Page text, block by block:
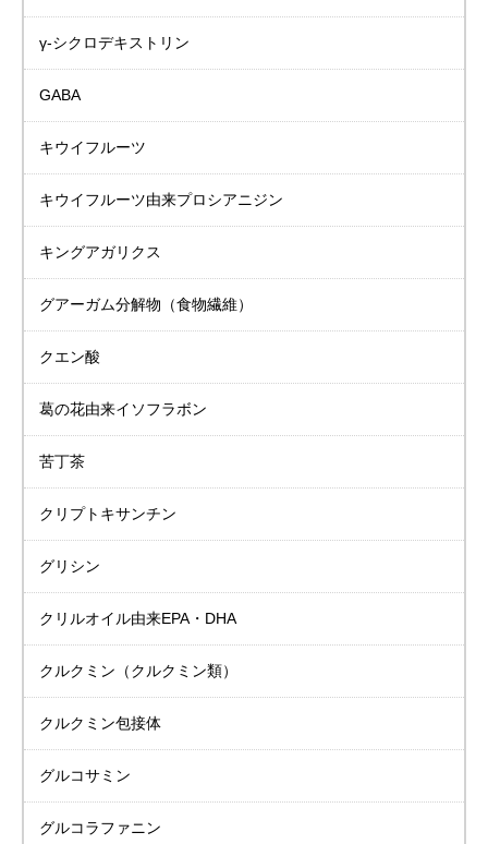
γ-シクロデキストリン
GABA
キウイフルーツ
キウイフルーツ由来プロシアニジン
キングアガリクス
グアーガム分解物 （食物繊維）
クエン酸
葛の花由来イソフラボン
苦丁茶
クリプトキサンチン
グリシン
クリルオイル由来EPA・DHA
クルクミン （クルクミン類）
クルクミン包接体
グルコサミン
グルコラファニン